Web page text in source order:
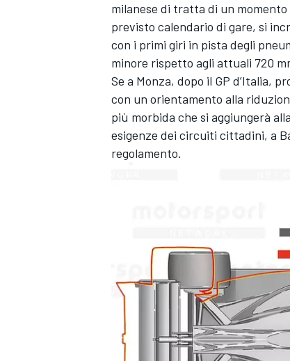
milanese di tratta di un
previsto calendario di gare, si
con i primi giri in pista degli
minore rispetto agli attuali 720
Se a Monza, dopo il GP d’Italia,
con un orientamento alla
più morbida che si aggiungerà
esigenze dei circuiti cittadini, a
regolamento.